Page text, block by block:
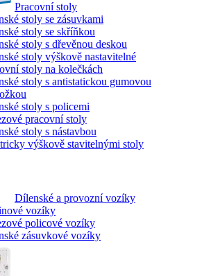
Pracovní stoly
stoly se zásuvkami
stoly se skříňkou
stoly s dřevěnou deskou
stoly výškově nastavitelné
stoly na kolečkách
stoly s antistatickou gumovou
stoly s policemi
pracovní stoly
stoly s nástavbou
výškově stavitelnými stoly
Dílenské a provozní vozíky
vozíky
policové vozíky
zásuvkové vozíky